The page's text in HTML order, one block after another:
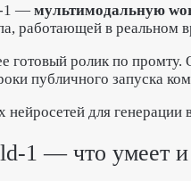
1 — мультимодальную
работающей в реальном
готовый ролик по промту.
публичного запуска
нейросетей для генерации
1 — что умеет и